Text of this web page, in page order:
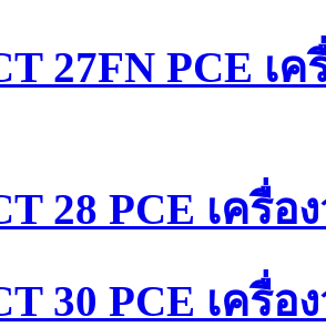
27FN PCE เ
28 PCE เครื่
30 PCE เครื่